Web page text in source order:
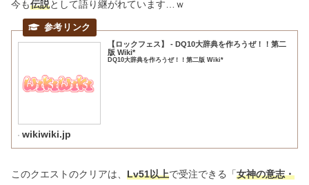
今も伝説として語り継がれています…ｗ
【ロックフェス】 - DQ10大辞典を作ろうぜ！！第二
版 Wiki*
DQ10大辞典を作ろうぜ！！第二版 Wiki*
wikiwiki.jp
このクエストのクリアは、 Lv51以上で受注できる「女神の意志・